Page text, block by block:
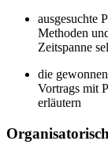
ausgesuchte
Methoden
Zeitspanne
die
Vortrags mit
erläutern